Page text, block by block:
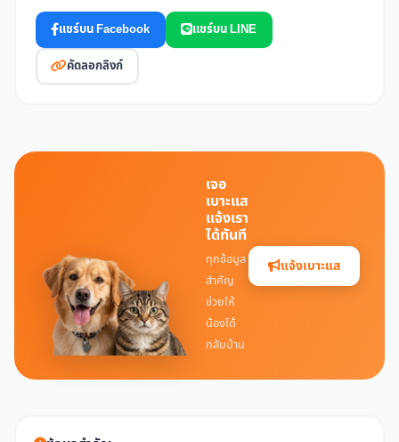
แชร์บน Facebook แชร์บน LINE
คัดลอกลิงก์
เจอ
เบาะแส
แจ้งเรา
ได้ทันที
ทุกข้อมูล
สำคัญ
ช่วยให้
น้องได้
กลับบ้าน
แจ้งเบาะแส